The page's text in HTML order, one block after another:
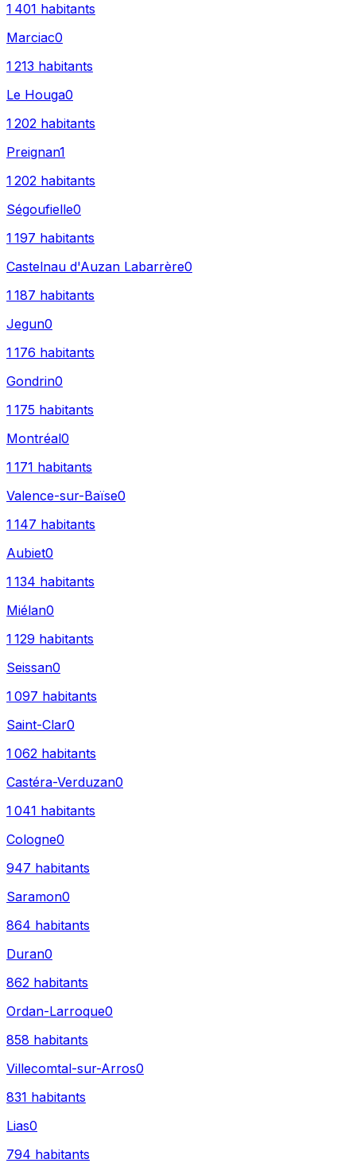
1 401 habitants
Marciac0
1 213 habitants
Le Houga0
1 202 habitants
Preignan1
1 202 habitants
Ségoufielle0
1 197 habitants
Castelnau d'Auzan Labarrère0
1 187 habitants
Jegun0
1 176 habitants
Gondrin0
1 175 habitants
Montréal0
1 171 habitants
Valence-sur-Baïse0
1 147 habitants
Aubiet0
1 134 habitants
Miélan0
1 129 habitants
Seissan0
1 097 habitants
Saint-Clar0
1 062 habitants
Castéra-Verduzan0
1 041 habitants
Cologne0
947 habitants
Saramon0
864 habitants
Duran0
862 habitants
Ordan-Larroque0
858 habitants
Villecomtal-sur-Arros0
831 habitants
Lias0
794 habitants